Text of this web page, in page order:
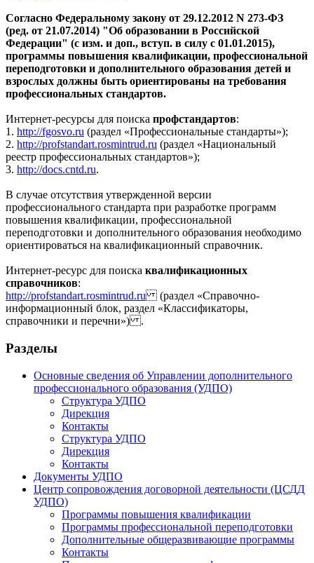
Согласно Федеральному закону от 29.12.2012 N 273-ФЗ
(ред. от 21.07.2014) "Об образовании в Российской
Федерации" (с изм. и доп., вступ. в силу с 01.01.2015),
программы повышения квалификации, профессиональной
переподготовки и дополнительного образования детей и
взрослых должны быть ориентированы на требования
профессиональных стандартов.
Интернет-ресурсы для поиска профстандартов:
1. http://fgosvo.ru (раздел «Профессиональные стандарты»);
2. http://profstandart.rosmintrud.ru (раздел «Национальный
реестр профессиональных стандартов»);
3. http://docs.cntd.ru.
В случае отсутствия утвержденной версии
профессионального стандарта при разработке программ
повышения квалификации, профессиональной
переподготовки и дополнительного образования необходимо
ориентироваться на квалификационный справочник.
Интернет-ресурс для поиска квалификационных
справочников:
http://profstandart.rosmintrud.ru(раздел «Справочно-
информационный блок, раздел «Классификаторы,
справочники и перечни») .
Разделы
Основные сведения об Управлении дополнительного
профессионального образования (УДПО)
Структура УДПО
Дирекция
Контакты
Структура УДПО
Дирекция
Контакты
Документы УДПО
Центр сопровождения договорной деятельности (ЦСДД
УДПО)
Программы повышения квалификации
Программы профессиональной переподготовки
Дополнительные общеразвивающие программы
Контакты